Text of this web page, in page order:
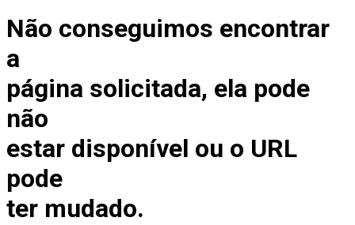
Não conseguimos encontrar
a
página solicitada, ela pode
não
estar disponível ou o URL
pode
ter mudado.